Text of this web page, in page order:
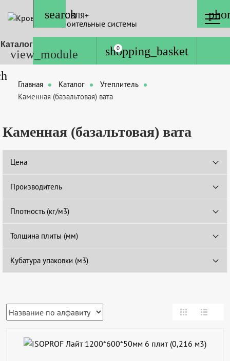
КРОВЛЯ+
Строительные системы
0
Главная Каталог
Утеплитель
Каменная (базальтовая) вата
Каменная (базальтовая) вата
Каталог
Цена
Производитель
Плотность (кг/м3)
Толщина плиты (мм)
Кубатура упаковки (м3)
В КОРЗИНУ